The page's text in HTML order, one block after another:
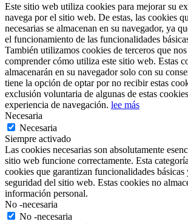
Este sitio web utiliza cookies para mejorar su
navega por el sitio web. De estas, las cookies
necesarias se almacenan en su navegador, ya
el funcionamiento de las funcionalidades
También utilizamos cookies de terceros que
comprender cómo utiliza este sitio web. Estas
almacenarán en su navegador solo con su
tiene la opción de optar por no recibir estas
exclusión voluntaria de algunas de estas
experiencia de navegación. lee más
Necesaria
Necesaria
Siempre activado
Las cookies necesarias son absolutamente
sitio web funcione correctamente. Esta
cookies que garantizan funcionalidades básicas
seguridad del sitio web. Estas cookies no
información personal.
No -necesaria
No -necesaria